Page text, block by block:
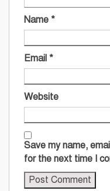
Name *
Email *
Website
Save my name,
for the next time I